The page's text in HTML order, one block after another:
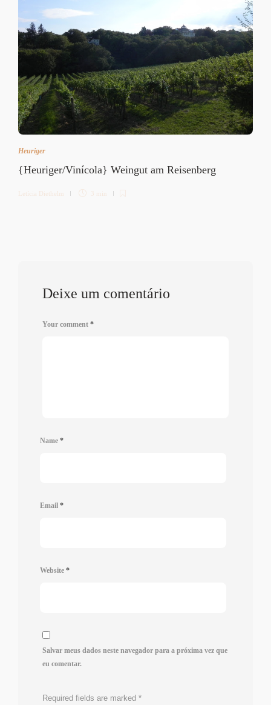
Heuriger
{Heuriger/Vinícola} Weingut am Reisenberg
Letícia Diethelm 3 min
Deixe um comentário
Your comment *
Name *
Email *
Website *
Salvar meus dados neste navegador para a próxima vez que
eu comentar.
Required fields are marked *